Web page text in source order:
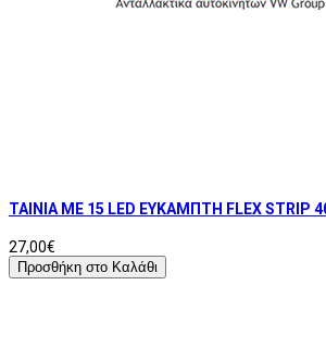
ΤΑΙΝΙΑ ΜΕ 15 LED ΕΥΚΑΜΠΤΗ FLEX STRIP
27,00€
Προσθήκη στο Καλάθι